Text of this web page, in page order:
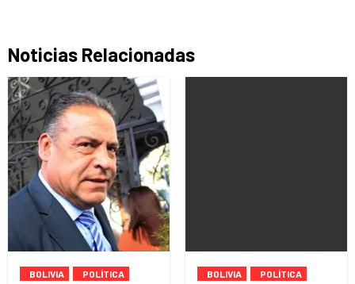
Noticias Relacionadas
BOLIVIA
POLÍTICA
BOLIVIA POLÍTICA